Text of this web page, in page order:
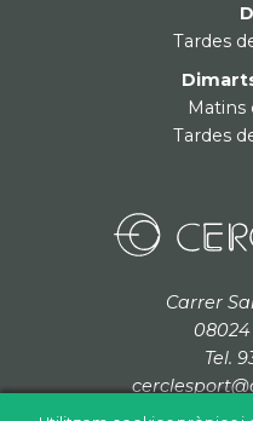
Tardes
Matins
Tardes
Carrer
Tel.